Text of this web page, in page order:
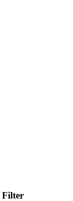
Filter